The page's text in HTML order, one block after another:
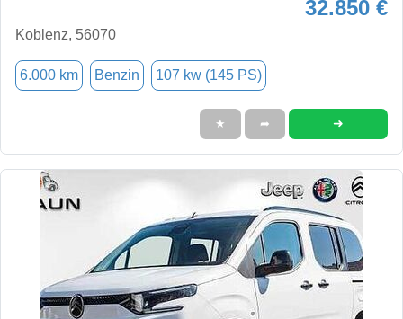
32.850 €
Koblenz, 56070
6.000 km Benzin 107 kw (145 PS)
★ ➦ ➜